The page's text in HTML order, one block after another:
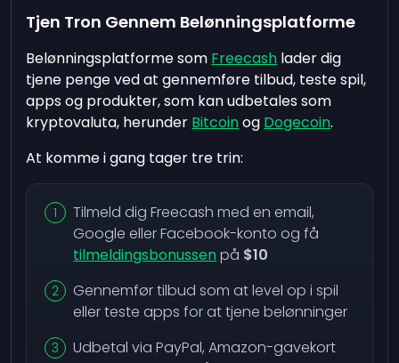
Tjen Tron Gennem Belønningsplatforme
Belønningsplatforme som Freecash lader dig
tjene penge ved at gennemføre tilbud, teste spil,
apps og produkter, som kan udbetales som
kryptovaluta, herunder Bitcoinog Dogecoin.
At komme i gang tager tre trin:
Tilmeld dig Freecash med en email,
Google eller Facebook-konto og få
tilmeldingsbonussenpå $10
Gennemfør tilbud som at level op i spil
eller teste apps for at tjene belønninger
Udbetal via PayPal, Amazon-gavekort